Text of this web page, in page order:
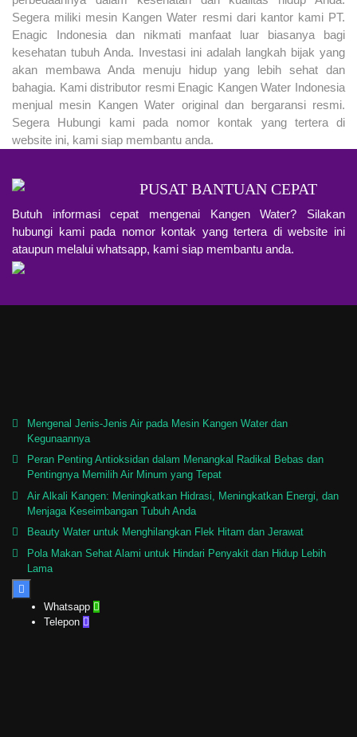
Segera miliki mesin Kangen Water resmi dari kantor kami PT.
Enagic Indonesia dan nikmati manfaat luar biasanya bagi
kesehatan tubuh Anda. Investasi ini adalah langkah bijak yang
akan membawa Anda menuju hidup yang lebih sehat dan
bahagia. Kami distributor resmi Enagic Kangen Water Indonesia
menjual mesin Kangen Water original dan bergaransi resmi.
Segera Hubungi kami pada nomor kontak yang tertera di
website ini, kami siap membantu anda.
PUSAT BANTUAN CEPAT
Butuh informasi cepat mengenai Kangen Water? Silakan
hubungi kami pada nomor kontak yang tertera di website ini
ataupun melalui whatsapp, kami siap membantu anda.
Mengenal Jenis-Jenis Air pada Mesin Kangen Water dan
Kegunaannya
Peran Penting Antioksidan dalam Menangkal Radikal Bebas dan
Pentingnya Memilih Air Minum yang Tepat
Air Alkali Kangen: Meningkatkan Hidrasi, Meningkatkan Energi, dan
Menjaga Keseimbangan Tubuh Anda
Beauty Water untuk Menghilangkan Flek Hitam dan Jerawat
Pola Makan Sehat Alami untuk Hindari Penyakit dan Hidup Lebih
Lama

Whatsapp 
Telepon 